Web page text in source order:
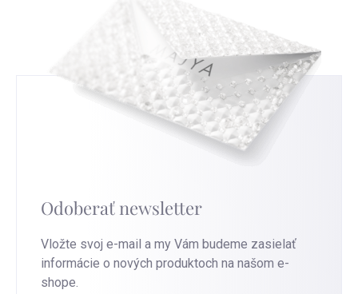
Odoberať newsletter
Vložte svoj e-mail a my Vám budeme zasielať
informácie o nových produktoch na našom e-
shope.